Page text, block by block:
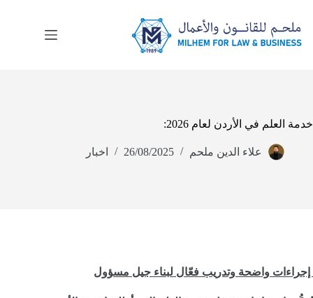
المحتوى
خدمة العلم في الأردن لعام 2026:
علاء الدين ملحم 26/08/2025 اخبار
إجراءات واضحة وتدريب فعّال لبناء جيل مسؤول